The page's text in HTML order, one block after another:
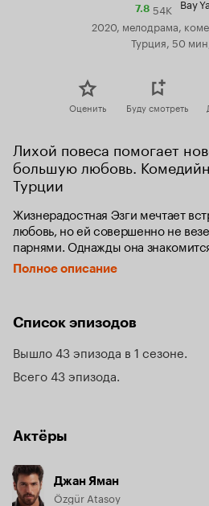
7.8Рейтинг
7.8
54K Bay
2020, мелодрама,
Турция, 50
Оценить Буду смотреть
Лихой повеса помогает
большую любовь.
Турции
Жизнерадостная Эзги мечтает
любовь, но ей совершенно не
парнями. Однажды она
успешным владельцем бара,
относится серьезно. Узнав о
Полное описание
Список эпизодов
Вышло 43 эпизода в 1 сезоне
Всего 43 эпизода
Актёры
Джан Яман
Özgür Atasoy